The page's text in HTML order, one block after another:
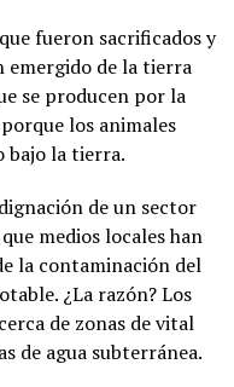
fueron sacrificados y
emergido de la tierra
se producen por la
los animales
bajo la tierra.
de un sector
medios locales han
la contaminación del
¿La razón? Los
de zonas de vital
de agua subterránea.